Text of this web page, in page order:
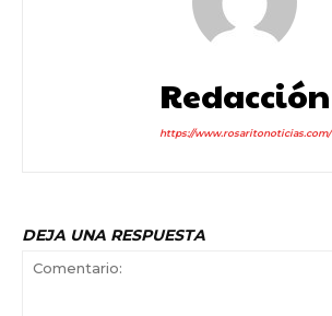
Redacción
https://www.rosaritonoticias.com/
DEJA UNA RESPUESTA